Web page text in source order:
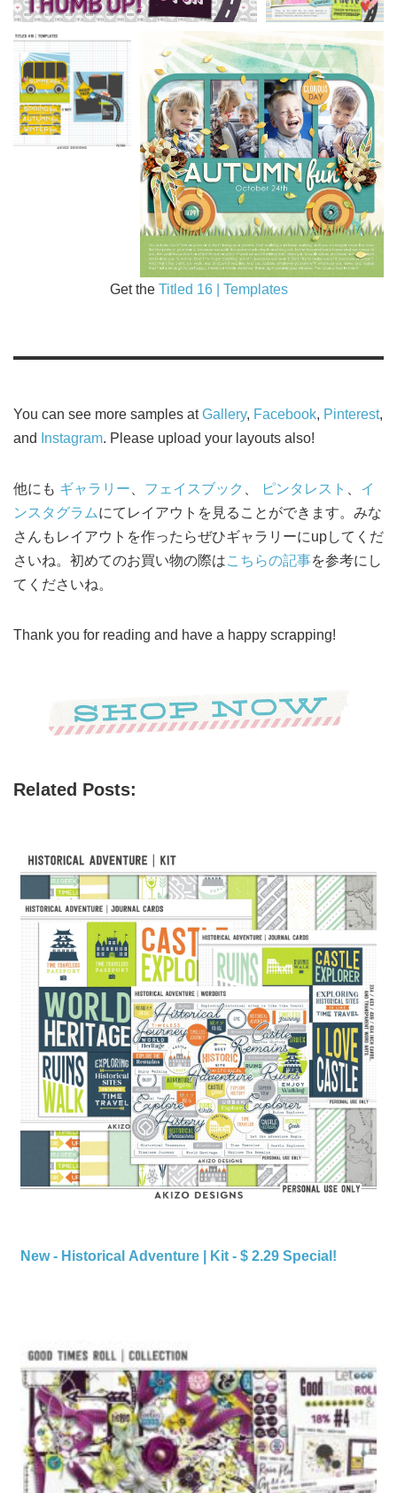
Get the Titled 16 | Templates
You can see more samples atGallery, Facebook, Pinterest,
and
Instagram. Please upload your layouts also!
他にも ギャラリー フェイスブック ピンタレスト
イ
ンスタグラムにてレイアウトを見ることができます。みな
さんもレイアウトを作ったらぜひギャラリーにupしてくだ
さいね。初めてのお買い物の際はこちらの記事を参考にし
てくださいね。
Thank you for reading and have a happy scrapping!
Related Posts:
New - Historical Adventure | Kit - $ 2.29 Special!